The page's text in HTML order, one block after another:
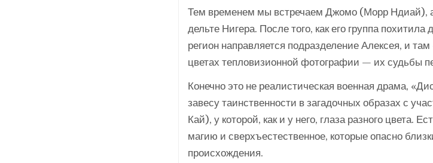
Тем временем мы встречаем Джомо (Морр Ндиай),
дельте Нигера. После того, как его группа похитила
регион направляется подразделение Алексея, и
цветах тепловизионной фотографии — их судьбы
Конечно это не реалистическая военная драма,
завесу таинственности в загадочных образах с
Кай), у которой, как и у него, глаза разного цвета.
магию и сверхъестественное, которые опасно
происхождения.